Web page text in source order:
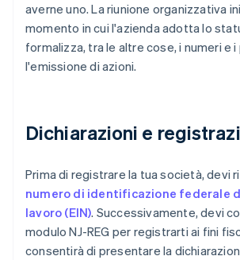
averne uno. La riunione organizzativa
momento in cui l'azienda adotta lo
formalizza, tra le altre cose, i numeri e
l'emissione di azioni.
Dichiarazioni e
Prima di registrare la tua società, devi
numero di identificazione federale
lavoro (EIN). Successivamente, devi
modulo NJ-REG per registrarti ai fini
consentirà di presentare la